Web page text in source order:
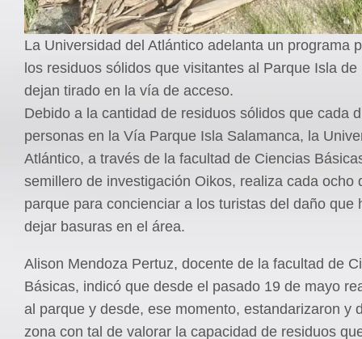
La Universidad del Atlántico adelanta un programa
los residuos sólidos que visitantes al Parque Isla de
dejan tirado en la vía de acceso.
Debido a la cantidad de residuos sólidos que cada
personas en la Vía Parque Isla Salamanca, la
Atlántico, a través de la facultad de Ciencias
semillero de investigación Oikos, realiza cada ocho
parque para concienciar a los turistas del daño que
dejar basuras en el área.
Alison Mendoza Pertuz, docente de la facultad de
Básicas, indicó que desde el pasado 19 de mayo
al parque y desde, ese momento, estandarizaron y
zona con tal de valorar la capacidad de residuos